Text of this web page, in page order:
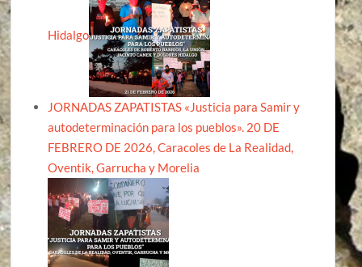
Hidalgo
JORNADAS ZAPATISTAS «Justicia para Samir y
autodeterminación para los pueblos». 20 DE
FEBRERO DE 2026, Caracoles de La Realidad,
Oventik, Garrucha y Morelia